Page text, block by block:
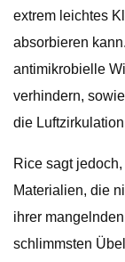
extrem leichtes
absorbieren
antimikrobielle
verhindern,
die
Rice sagt
Materialien, die
ihrer
schlimmsten